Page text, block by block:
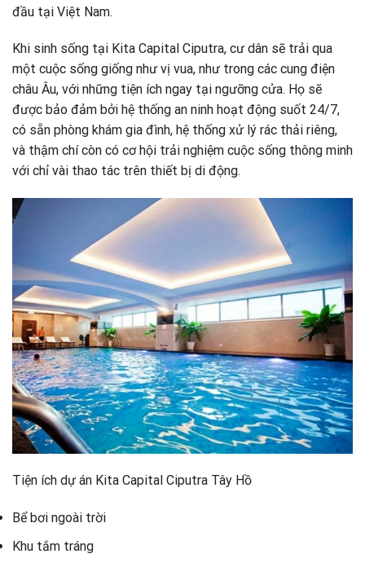
đầu tại Việt Nam.
Khi sinh sống tại Kita Capital Ciputra, cư dân sẽ trải qua
một cuộc sống giống như vị vua, như trong các cung điện
châu Âu, với những tiện ích ngay tại ngưỡng cửa. Họ sẽ
được bảo đảm bởi hệ thống an ninh hoạt động suốt 24/7,
có sẵn phòng khám gia đình, hệ thống xử lý rác thải riêng,
và thậm chí còn có cơ hội trải nghiệm cuộc sống thông minh
với chỉ vài thao tác trên thiết bị di động.
Tiện ích dự án Kita Capital Ciputra Tây Hồ
Bể bơi ngoài trời
Khu tắm tráng